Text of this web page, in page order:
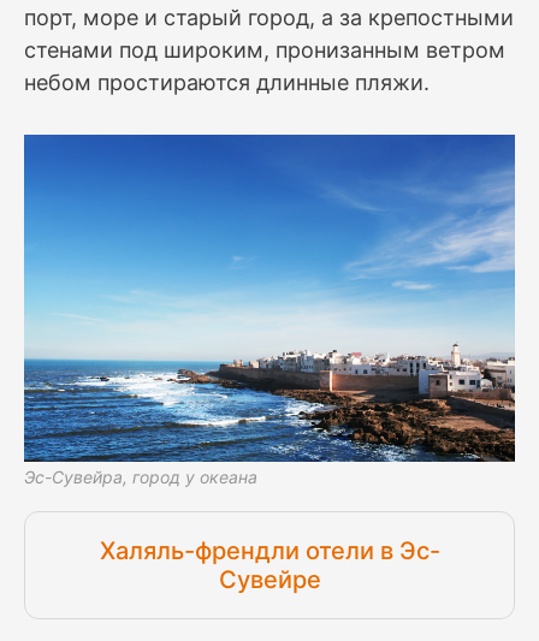
порт, море и старый город, а за крепостными
стенами под широким, пронизанным ветром
небом простираются длинные пляжи.
Эс-Сувейра, город у океана
Халяль-френдли отели в Эс-
Сувейре